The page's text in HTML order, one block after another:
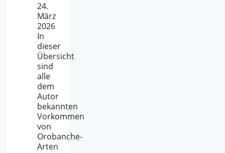
24.
März
2026
In
dieser
Übersicht
sind
alle
dem
Autor
bekannten
Vorkommen
von
Orobanche-
Arten